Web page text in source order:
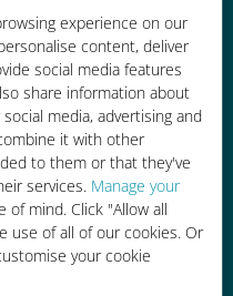
experience on our
content, deliver
social media features
share information about
media, advertising and
it with other
to them or that they've
services. Manage your
of mind. Click "Allow all
use of all of our cookies. Or
your cookie
キャリアでロ
った場合に比
が可能です。
加購入
なくても、